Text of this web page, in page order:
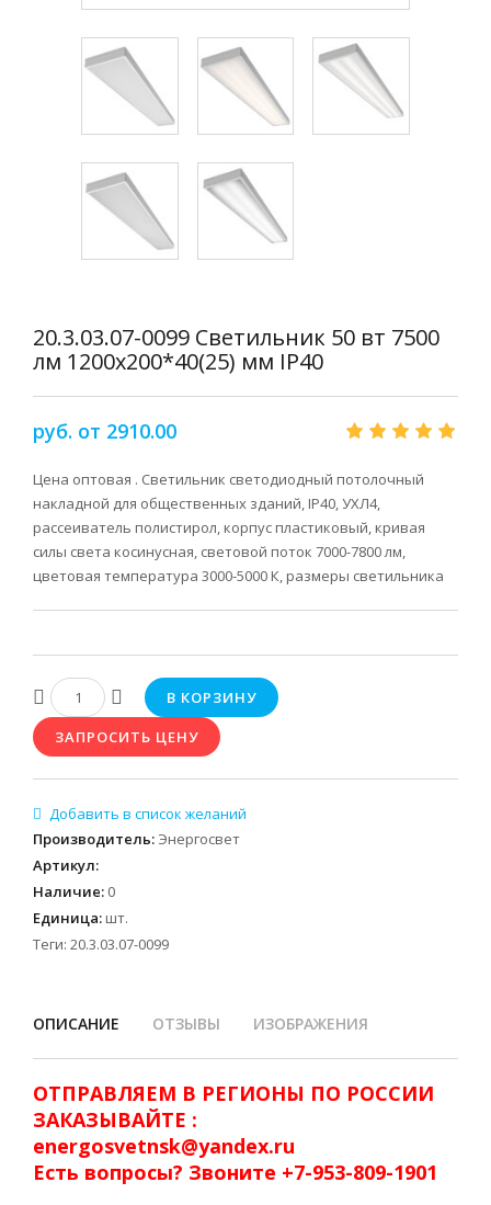
20.3.03.07-0099 Светильник 50 вт 7500
лм 1200х200*40(25) мм IP40
руб. от 2910.00
Цена оптовая . Светильник светодиодный потолочный
накладной для общественных зданий, IP40, УХЛ4,
рассеиватель полистирол, корпус пластиковый, кривая
силы света косинусная, световой поток 7000-7800 лм,
цветовая температура 3000-5000 К, размеры светильника
Производитель: Энергосвет
Артикул:
Наличие: 0
Единица: шт.
Теги: 20.3.03.07-0099
ОПИСАНИЕ ОТЗЫВЫ ИЗОБРАЖЕНИЯ
ОТПРАВЛЯЕМ В РЕГИОНЫ ПО РОССИИ
ЗАКАЗЫВАЙТЕ :
energosvetnsk@yandex.ru
Есть вопросы? Звоните +7-953-809-1901